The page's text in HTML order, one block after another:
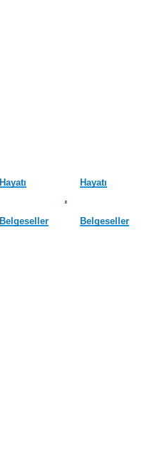
Hayatı
Belgeseller
Hayatı
Belgeseller